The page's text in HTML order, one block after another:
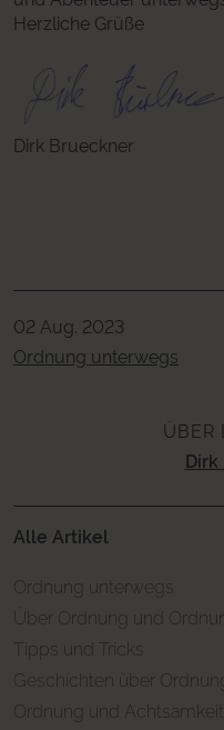
Herzliche Grüße
Dirk Brueckner
02 Aug. 2023
Ordnung unterwegs
ÜBER
Alle Artikel
Ordnung unterwegs
Über Ordnung und
Tipps und Tricks
Geschichten über
Ordnung und Achtsamkeit